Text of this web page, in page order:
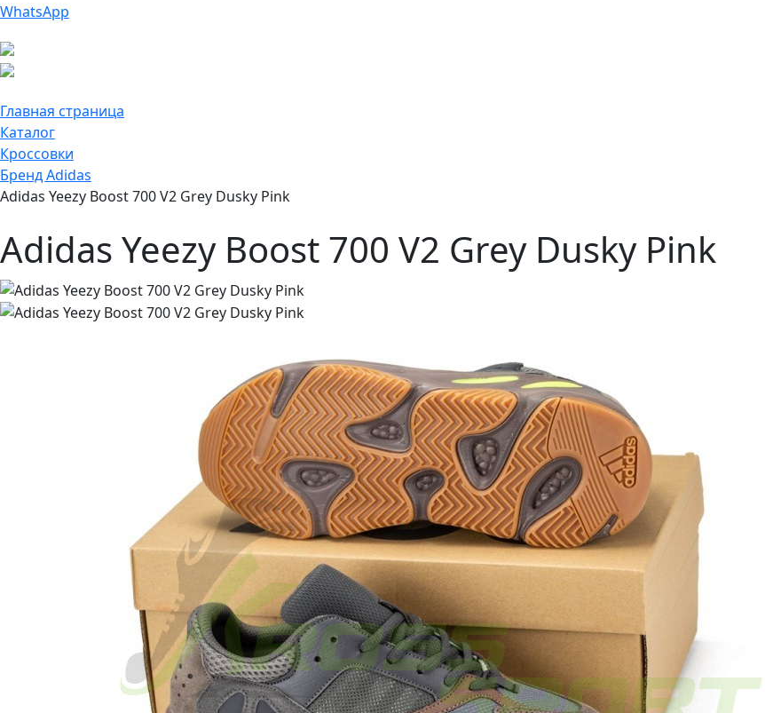
WhatsApp
Главная страница
Каталог
Кроссовки
Бренд Adidas
Adidas Yeezy Boost 700 V2 Grey Dusky Pink
Adidas Yeezy Boost 700 V2 Grey Dusky Pink